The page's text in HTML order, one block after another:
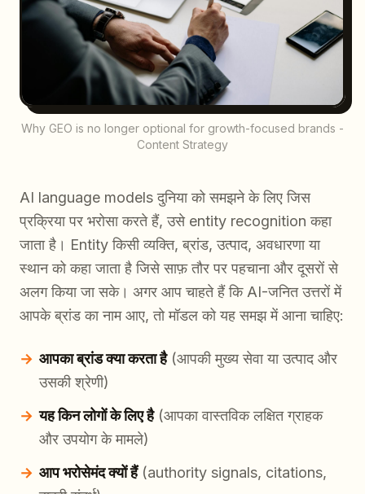
Why GEO is no longer optional for growth-focused brands -
Content Strategy
AI language models दुनिया को समझने के लिए जिस
प्रक्रिया पर भरोसा करते हैं, उसे entity recognition कहा
जाता है। Entity किसी व्यक्ति, ब्रांड, उत्पाद, अवधारणा या
स्थान को कहा जाता है जिसे साफ़ तौर पर पहचाना और दूसरों से
अलग किया जा सके। अगर आप चाहते हैं कि AI-जनित उत्तरों में
आपके ब्रांड का नाम आए, तो मॉडल को यह समझ में आना चाहिए:
आपका ब्रांड क्या करता है(आपकी मुख्य सेवा या उत्पाद और
उसकी श्रेणी)
यह किन लोगों के लिए है(आपका वास्तविक लक्षित ग्राहक
और उपयोग के मामले)
आप भरोसेमंद क्यों हैं(authority signals, citations,